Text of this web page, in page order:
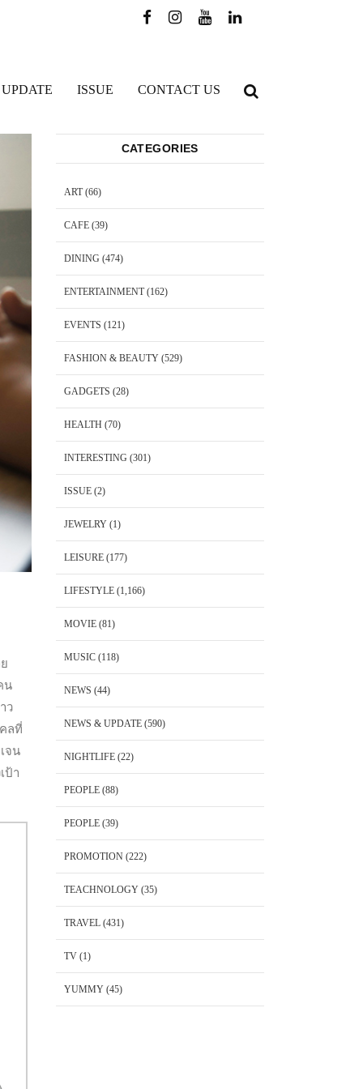
ISSUE CONTACT US
น
ว
ลที่
จน
ป้า
CATEGORIES
ART(66)
CAFE(39)
DINING (474)
ENTERTAINMENT(162)
EVENTS (121)
FASHION & BEAUTY(529)
GADGETS (28)
HEALTH (70)
INTERESTING (301)
ISSUE(2)
JEWELRY(1)
LEISURE(177)
LIFESTYLE(1,166)
MOVIE(81)
MUSIC(118)
NEWS (44)
NEWS & UPDATE(590)
NIGHTLIFE(22)
PEOPLE(88)
PEOPLE(39)
PROMOTION(222)
TEACHNOLOGY(35)
TRAVEL(431)
TV(1)
YUMMY(45)